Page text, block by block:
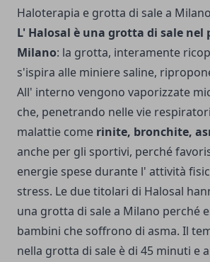
Haloterapia e grotta di sale a Milano
L' Halosal è una grotta di sale nel
Milano: la grotta, interamente
s'ispira alle miniere saline,
All' interno vengono vaporizzate
che, penetrando nelle vie
malattie come rinite, bronchite,
anche per gli sportivi, perché
energie spese durante l' attività
stress. Le due titolari di Halosal
una grotta di sale a Milano perché
bambini che soffrono di asma. Il
nella grotta di sale è di 45 minuti e